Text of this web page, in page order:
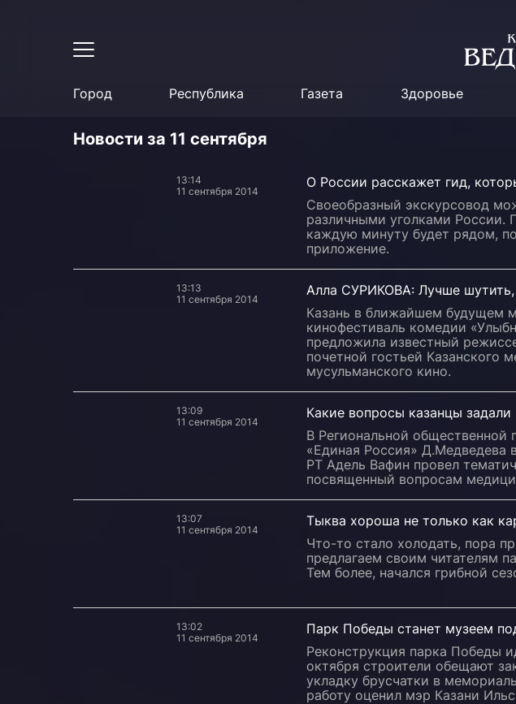
Город Республика Газета Здоровье
Новости за 11 сентября
13:14
11 сентября 2014
О России расскажет гид,
Своеобразный экскурсовод
различными уголками России.
каждую минуту будет рядом,
приложение.
13:13
11 сентября 2014
Алла СУРИКОВА: Лучше шутить,
Казань в ближайшем будущем
кинофестиваль комедии
предложила известный
почетной гостьей Казанского
мусульманского кино.
13:09
11 сентября 2014
Какие вопросы казанцы
В Региональной общественной
«Единая Россия» Д.Медведева
РТ Адель Вафин провел
посвященный вопросам
13:07
11 сентября 2014
Тыква хороша не только как
Что-то стало холодать, пора
предлагаем своим читателям
Тем более, начался грибной
13:02
11 сентября 2014
Парк Победы станет музеем
Реконструкция парка Победы
октября строители обещают
укладку брусчатки в
работу оценил мэр Казани